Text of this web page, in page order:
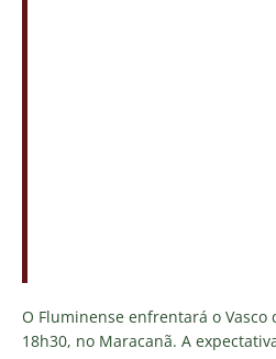
O Fluminense enfrentará o Vasco
18h30, no Maracanã. A